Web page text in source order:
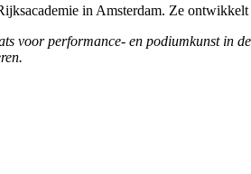
in Amsterdam. Ze
voor performance- en podiumkunst in